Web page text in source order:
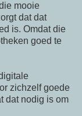
mooie
dat dat
is. Omdat die
goed te
zichzelf goede
dat nodig is om